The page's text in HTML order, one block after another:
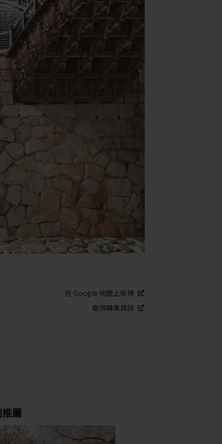
在 Google 地圖上檢視
取得轉乘資訊
薦